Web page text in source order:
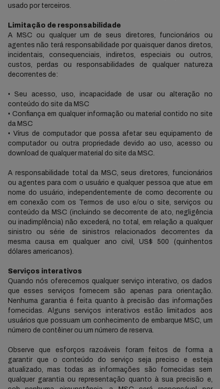
usado por terceiros.
Limitação de responsabilidade
A MSC ou qualquer um de seus diretores, funcionários ou
agentes não terá responsabilidade por quaisquer danos diretos,
incidentais, consequenciais, indiretos, especiais ou outros,
custos, perdas ou responsabilidades de qualquer natureza
decorrentes de:
• Seu acesso, uso, incapacidade de usar ou alteração no
conteúdo do site da MSC
• Confiança em qualquer informação ou material contido no site
da MSC
• Vírus de computador que possa afetar seu equipamento de
computador ou outra propriedade devido ao uso, acesso ou
download de qualquer material do site da MSC.
A responsabilidade total da MSC, seus diretores, funcionários
ou agentes para com o usuário e qualquer pessoa que atue em
nome do usuário, independentemente de como decorrente ou
em conexão com os Termos de uso e/ou o site, serviços ou
conteúdo da MSC (incluindo se decorrente de ato, negligência
ou inadimplência) não excederá, no total, em relação a qualquer
sinistro ou série de sinistros relacionados decorrentes da
mesma causa em qualquer ano civil, US$ 500 (quinhentos
dólares americanos).
Serviços interativos
Quando nós oferecemos qualquer serviço interativo, os dados
que esses serviços fornecem são apenas para orientação.
Nenhuma garantia é feita quanto à precisão das informações
fornecidas. Alguns serviços interativos estão limitados aos
usuários que possuam um conhecimento de embarque MSC, um
número de contêiner ou um número de reserva.
Observe que esforços razoáveis foram feitos de forma a
garantir que o conteúdo do serviço seja preciso e esteja
atualizado, mas todas as informações são fornecidas sem
qualquer garantia ou representação quanto à sua precisão e,